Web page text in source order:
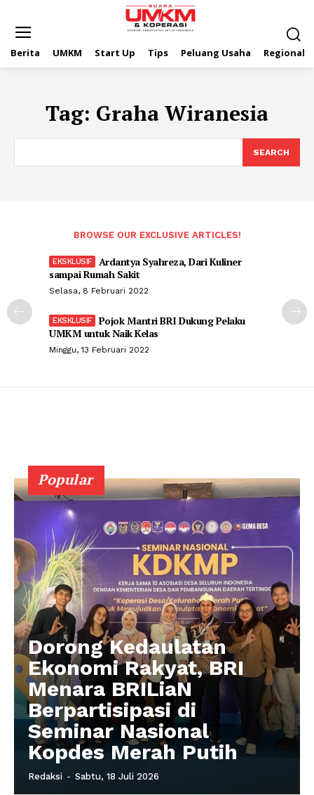
Berita UMKM Start Up Tips Peluang Usaha Regional
Tag: Graha Wiranesia
SEARCH
BROWSE OUR EXCLUSIVE ARTICLES!
Ardantya Syahreza, Dari Kuliner
sampai Rumah Sakit
Selasa, 8 Februari 2022
Pojok Mantri BRI Dukung Pelaku
UMKM untuk Naik Kelas
Minggu, 13 Februari 2022
Popular
Dorong Kedaulatan
Ekonomi Rakyat, BRI
Menara BRILiaN
Berpartisipasi di
Seminar Nasional
Kopdes Merah Putih
Redaksi - Sabtu, 18 Juli 2026